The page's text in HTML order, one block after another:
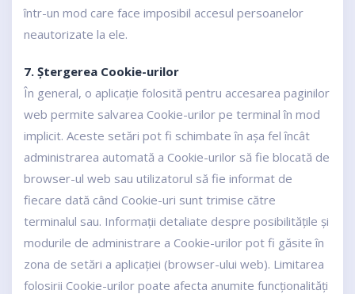
într-un mod care face imposibil accesul persoanelor
neautorizate la ele.
7. Ștergerea Cookie-urilor
În general, o aplicație folosită pentru accesarea paginilor
web permite salvarea Cookie-urilor pe terminal în mod
implicit. Aceste setări pot fi schimbate în așa fel încât
administrarea automată a Cookie-urilor să fie blocată de
browser-ul web sau utilizatorul să fie informat de
fiecare dată când Cookie-uri sunt trimise către
terminalul sau. Informații detaliate despre posibilitățile și
modurile de administrare a Cookie-urilor pot fi găsite în
zona de setări a aplicației (browser-ului web). Limitarea
folosirii Cookie-urilor poate afecta anumite funcționalități